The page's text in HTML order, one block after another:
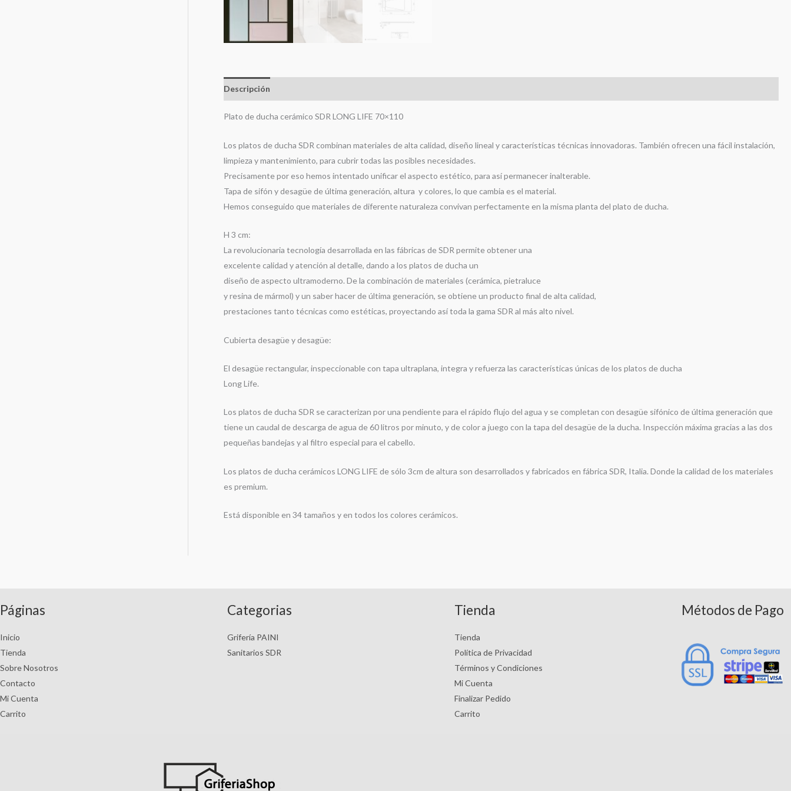
Descripción
Plato de ducha cerámico SDR LONG LIFE 70×110
Los platos de ducha SDR combinan materiales de alta calidad, diseño lineal y características técnicas innovadoras. También ofrecen una fácil instalación,
limpieza y mantenimiento, para cubrir todas las posibles necesidades.
Precisamente por eso hemos intentado unificar el aspecto estético, para así permanecer inalterable.
Tapa de sifón y desagüe de última generación, altura y colores, lo que cambia es el material.
Hemos conseguido que materiales de diferente naturaleza convivan perfectamente en la misma planta del plato de ducha.
H 3 cm:
La revolucionaria tecnología desarrollada en las fábricas de SDR permite obtener una
excelente calidad y atención al detalle, dando a los platos de ducha un
diseño de aspecto ultramoderno. De la combinación de materiales (cerámica, pietraluce
y resina de mármol) y un saber hacer de última generación, se obtiene un producto final de alta calidad,
prestaciones tanto técnicas como estéticas, proyectando así toda la gama SDR al más alto nivel.
Cubierta desagüe y desagüe:
El desagüe rectangular, inspeccionable con tapa ultraplana, integra y refuerza las características únicas de los platos de ducha
Long Life.
Los platos de ducha SDR se caracterizan por una pendiente para el rápido flujo del agua y se completan con desagüe sifónico de última generación que
tiene un caudal de descarga de agua de 60 litros por minuto, y de color a juego con la tapa del desagüe de la ducha. Inspección máxima gracias a las dos
pequeñas bandejas y al filtro especial para el cabello.
Los platos de ducha cerámicos LONG LIFE de sólo 3cm de altura son desarrollados y fabricados en fábrica SDR, Italia. Donde la calidad de los materiales
es premium.
Está disponible en 34 tamaños y en todos los colores cerámicos.
Páginas
Inicio
Tienda
Sobre Nosotros
Contacto
Mi Cuenta
Carrito
Categorias
Grifería PAINI
Sanitarios SDR
Tienda
Tienda
Política de Privacidad
Términos y Condiciones
Mi Cuenta
Finalizar Pedido
Carrito
Métodos de Pago